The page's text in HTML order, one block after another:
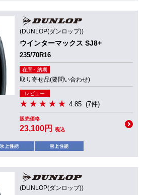
(DUNLOP(ダンロップ))
ウインターマックス SJ8+
235/70R16
在庫・納期
取り寄せ品(要問い合わせ)
レビュー
4.85 (7件)
販売価格
23,100円 税込
(DUNLOP(ダンロップ))